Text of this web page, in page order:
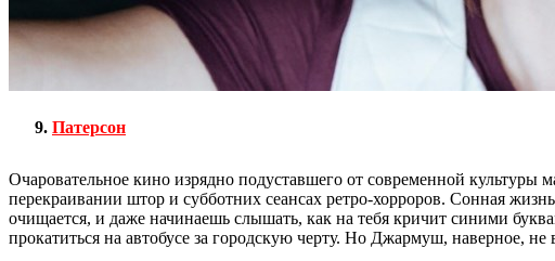
Патерсон
Очаровательное кино изрядно подуставшего от современной культуры
перекраивании штор и субботних сеансах ретро-хорроров. Сонная
очищается, и даже начинаешь слышать, как на тебя кричит синими
прокатиться на автобусе за городскую черту. Но Джармуш, наверное, не